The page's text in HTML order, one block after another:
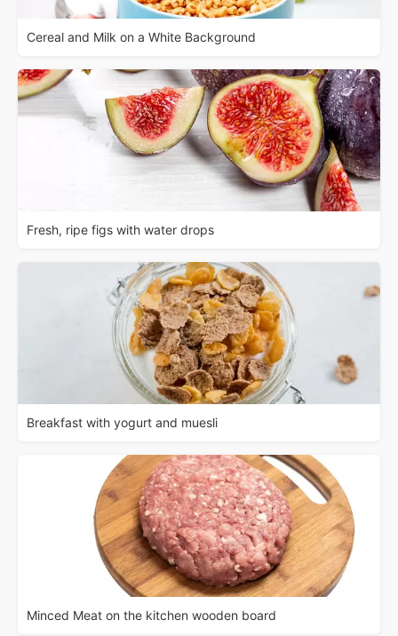
Cereal and Milk on a White Background
Fresh, ripe figs with water drops
Breakfast with yogurt and muesli
Minced Meat on the kitchen wooden board